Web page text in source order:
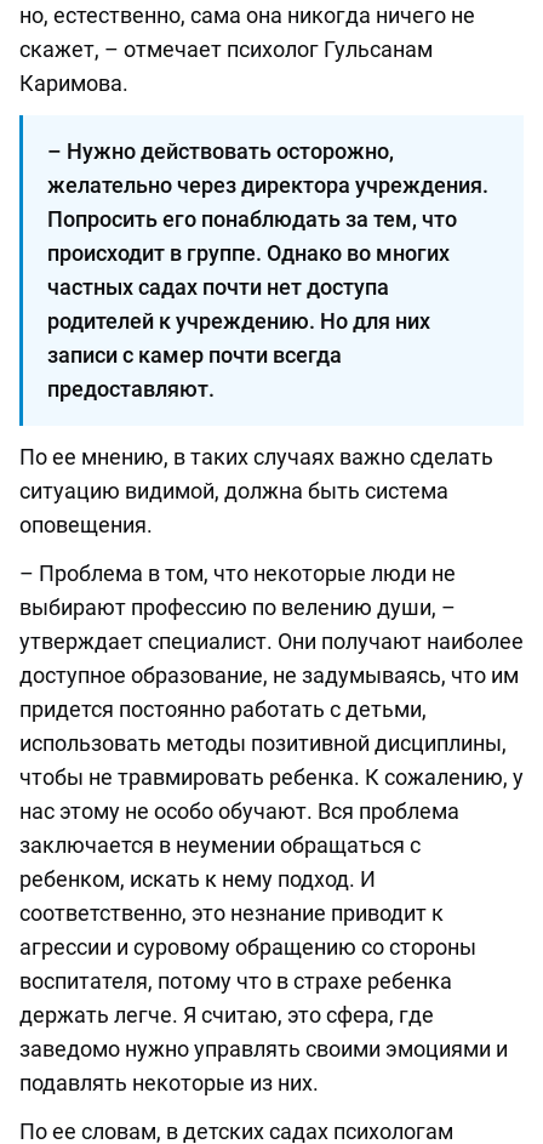
но, естественно, сама она никогда ничего не
скажет, – отмечает психолог Гульсанам
Каримова.
– Нужно действовать осторожно,
желательно через директора учреждения.
Попросить его понаблюдать за тем, что
происходит в группе. Однако во многих
частных садах почти нет доступа
родителей к учреждению. Но для них
записи с камер почти всегда
предоставляют.
По ее мнению, в таких случаях важно сделать
ситуацию видимой, должна быть система
оповещения.
– Проблема в том, что некоторые люди не
выбирают профессию по велению души, –
утверждает специалист. Они получают наиболее
доступное образование, не задумываясь, что им
придется постоянно работать с детьми,
использовать методы позитивной дисциплины,
чтобы не травмировать ребенка. К сожалению, у
нас этому не особо обучают. Вся проблема
заключается в неумении обращаться с
ребенком, искать к нему подход. И
соответственно, это незнание приводит к
агрессии и суровому обращению со стороны
воспитателя, потому что в страхе ребенка
держать легче. Я считаю, это сфера, где
заведомо нужно управлять своими эмоциями и
подавлять некоторые из них.
По ее словам, в детских садах психологам